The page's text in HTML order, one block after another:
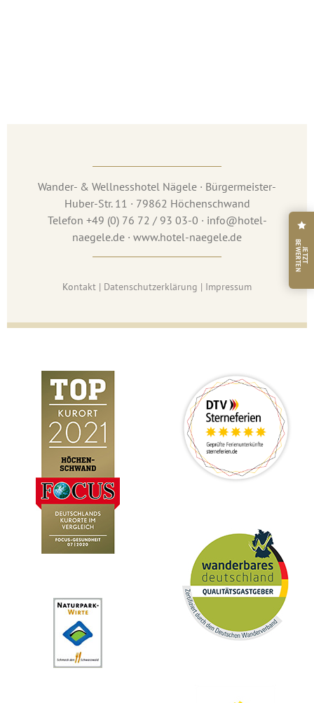
Wander- & Wellnesshotel Nägele · Bürgermeister-
Huber-Str. 11 · 79862 Höchenschwand
Telefon +49 (0) 76 72 / 93 03-0 · info@hotel-
naegele.de · www.hotel-naegele.de
Kontakt | Datenschutzerklärung | Impressum
J
E
T
Z
T
BE
W
E
R
T
E
N